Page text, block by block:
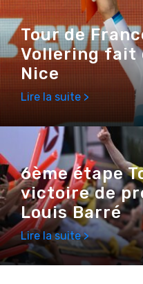
Tour de
Vollering fait
Nice
Lire la suite >
6ème étape
victoire de
Louis Barré
Lire la suite >